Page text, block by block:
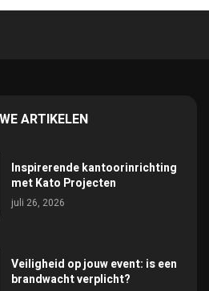
ARTIKELEN
Inspirerende kantoorinrichting
met Kato Projecten
juli 26, 2026
Veiligheid op jouw event: is een
brandwacht verplicht?